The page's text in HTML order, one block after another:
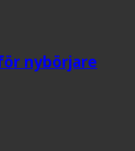
nybörjare